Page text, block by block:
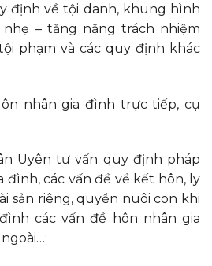
định về tội danh, khung hình
– tăng nặng trách nhiệm
phạm và các quy định khác
nhân gia đình trực tiếp, cụ
Uyên tư vấn quy định pháp
đình, các vấn đề về kết hôn, ly
sản riêng, quyền nuôi con khi
các vấn đề hôn nhân gia